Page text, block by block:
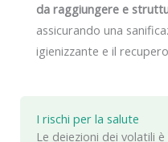
I rischi per la salute
Le deiezioni dei volatili
da raggiungere e
assicurando una
igienizzante e il